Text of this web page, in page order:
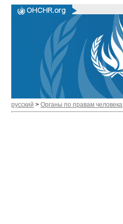
русский > Органы по правам человека